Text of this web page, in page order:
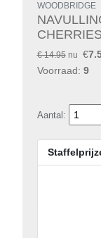
WOODBRIDGE
CHERRIES
€ 14.95nu €
Voorraad: 9
Aantal: